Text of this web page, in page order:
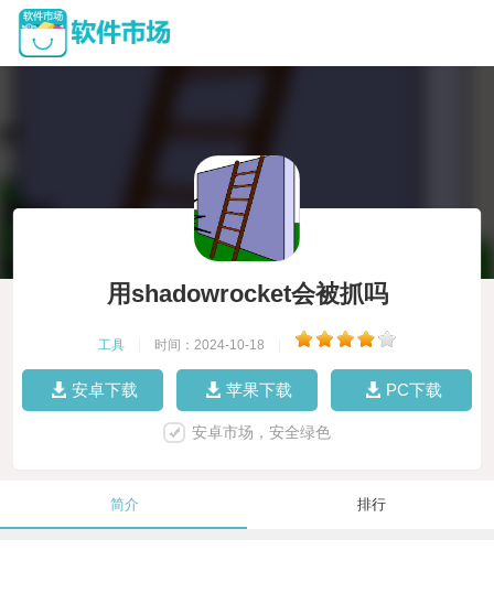
用shadowrocket会被抓吗
工具 时间：2024-10-18
安卓下载 苹果下载 PC下载
安卓市场，安全绿色
简介 排行